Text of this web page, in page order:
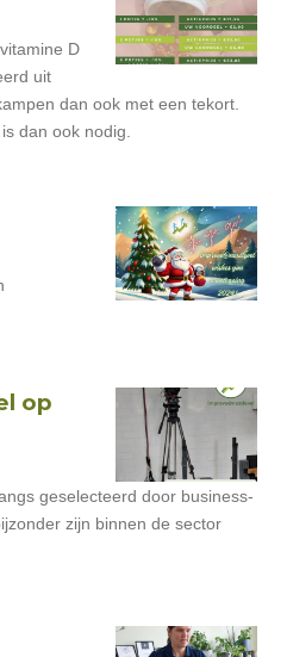
D
uit
dan ook met een tekort.
dan ook nodig.
op
geselecteerd door business-
zijn binnen de sector